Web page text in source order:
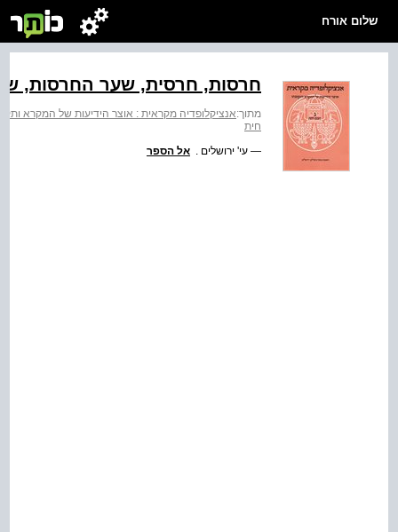
שלום אורח
חרסות, חרסית, שער החרסות,
מתוך:אנציקלופדיה מקראית : אוצר הידיעות של המקרא
חית
— עי' ירושלים . אל הספר